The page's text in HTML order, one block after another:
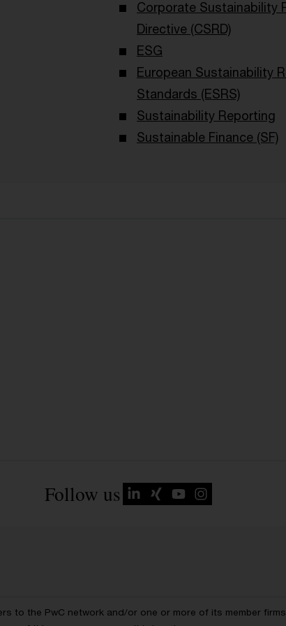
Corporate Sustainability
Directive (CSRD)
ESG
European Sustainability
Standards (ESRS)
Sustainability Reporting
Sustainable Finance (SF)
Follow us
to the PwC network and/or one or more of its member